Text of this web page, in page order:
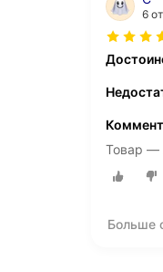
6
Товар —
Больше